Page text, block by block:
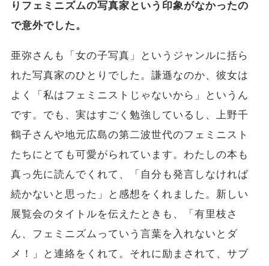
りフェミニズムの写真家という印象がなかったの
で意外でした。
亜弥さんも「女の子写真」というジャンルに括ら
れた写真家のひとりでした。謙遜なのか、彼女は
よく「私はフェミニストじゃないから」というん
です。でも、実はすごく勉強しているし、上野千
鶴子さんや地元広島の第二波世代のフェミニスト
たちにとても可愛がられています。わたしの本も
真っ先に読んでくれて、「自分も発言しなければ
続かないと思った」と感想をくれました。新しい
展覧会のタイトルを伝えたときも、「有里枝さ
ん、フェミニズムっていう言葉を入れないとダ
メ！」と連絡をくれて。それに励まされて、サブ